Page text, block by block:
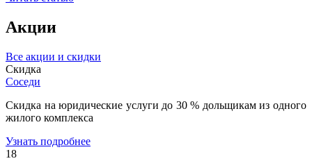
Акции
Все акции и скидки
Скидка
Соседи
Скидка на юридические услуги до 30 % дольщикам из одного
жилого комплекса
Узнать подробнее
18